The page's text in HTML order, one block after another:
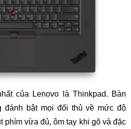
của Lenovo là Thinkpad. Bàn
đánh bật mọi đối thủ về mức độ
phím vừa đủ, ôm tay khi gõ và đặc